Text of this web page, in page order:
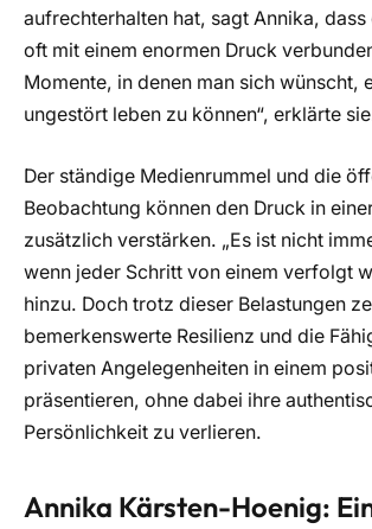
aufrechterhalten hat, sagt Annika, dass
oft mit einem enormen Druck
Momente, in denen man sich wünscht,
ungestört leben zu können“, erklärte
Der ständige Medienrummel und die
Beobachtung können den Druck in
zusätzlich verstärken. „Es ist nicht
wenn jeder Schritt von einem verfolgt
hinzu. Doch trotz dieser Belastungen
bemerkenswerte Resilienz und die
privaten Angelegenheiten in einem
präsentieren, ohne dabei ihre
Persönlichkeit zu verlieren.
Annika Kärsten-Hoenig: